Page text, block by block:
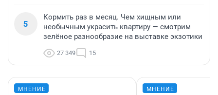
5
Кормить раз в месяц. Чем хищным или
необычным украсить квартиру — смотрим
зелёное разнообразие на выставке экзотики
27 349 15
МНЕНИЕ МНЕНИЕ